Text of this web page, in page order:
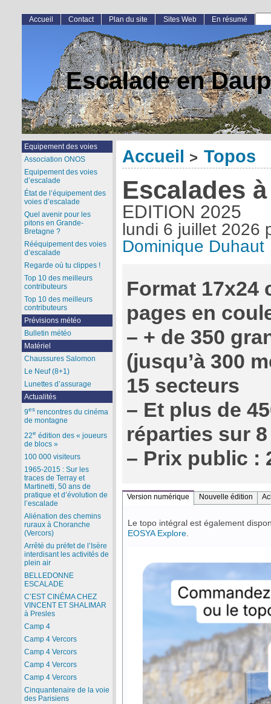
Escalade en
Accueil > Topos
Escalades
EDITION 2025
lundi 6 juillet 2026
Dominique Duhaut
Format 17x24
pages en
– + de 350
(jusqu’à 300
15 secteurs
– Et plus de
réparties sur
– Prix public :
Version numérique Nouvelle édition
Le topo intégral est également
EOSYA Explore.
Accueil Contact Plan du site Sites Web En résumé
Equipement des voies
Association ONOS
Equipement des voies
d’escalade
État de l’équipement des
voies d’escalade
Quel avenir pour les
pitons en Grande-
Bretagne ?
Rééquipement des voies
d’escalade
Regarde où tu clippes !
Top 10 des meilleurs
contributeurs
Top 10 des meilleurs
contributeurs
Prévisions météo
Bulletin météo
Matériel
Chaussures Salomon
Le Neuf (8+1)
Lunettes d’assurage
Actualités
9esrencontres du cinéma
de montagne
22e édition des « joueurs
de blocs »
100 000 visiteurs
1965-2015 : Sur les
traces de Terray et
Martinetti, 50 ans de
pratique et d’évolution de
l’escalade
Aliénation des chemins
ruraux à Choranche
(Vercors)
Arrêté du préfet de l’Isère
interdisant les activités de
plein air
BELLEDONNE
ESCALADE
C’EST CINÉMA CHEZ
VINCENT ET SHALIMAR
à Presles
Camp 4
Camp 4 Vercors
Camp 4 Vercors
Camp 4 Vercors
Camp 4 Vercors
Cinquantenaire de la voie
des Parisiens